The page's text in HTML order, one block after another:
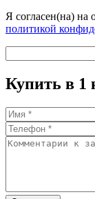
Я согласен(на) на
политикой
Купить в 1